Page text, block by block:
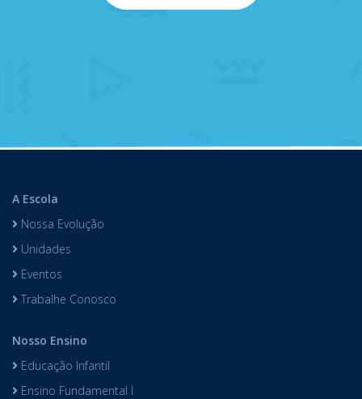
A Escola
Nossa Evolução
Unidades
Eventos
Trabalhe Conosco
Nosso Ensino
Educação Infantil
Ensino Fundamental I